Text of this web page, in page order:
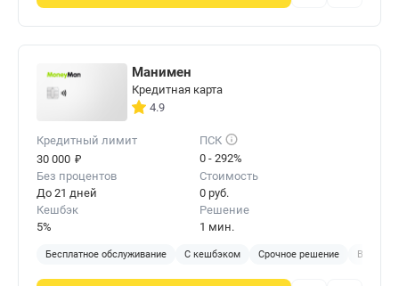
Манимен
Кредитная карта
4.9
Кредитный лимит
30 000 ₽
ПСК
0 - 292%
Без процентов
До 21 дней
Стоимость
0 руб.
Кешбэк
5%
Решение
1 мин.
Бесплатное обслуживание С кешбэком Срочное решение